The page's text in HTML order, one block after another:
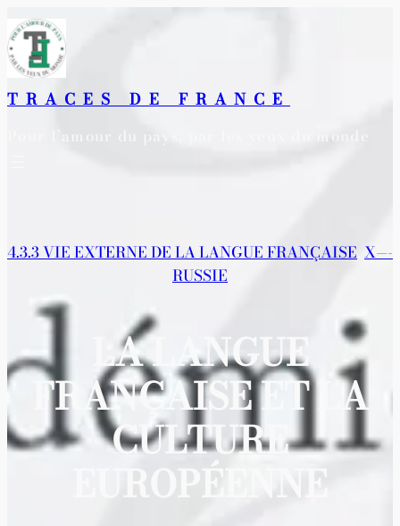
Aller
au
contenu
TRACES DE FRANCE
Pour l’amour du pays, par les yeux du monde
4.3.3 VIE EXTERNE DE LA LANGUE FRANÇAISE X—-
RUSSIE
LA LANGUE
FRANÇAISE ET LA
CULTURE
EUROPÉENNE